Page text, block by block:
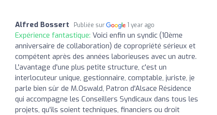
Alfred Bossert Publiée sur 1 year ago
Expérience fantastique: Voici enfin un syndic (10ème
anniversaire de collaboration) de copropriété sérieux et
compétent après des années laborieuses avec un autre.
L'avantage d'une plus petite structure, c'est un
interlocuteur unique, gestionnaire, comptable, juriste, je
parle bien sûr de M.Oswald, Patron d'Alsace Résidence
qui accompagne les Conseillers Syndicaux dans tous les
projets, qu'ils soient techniques, financiers ou droit